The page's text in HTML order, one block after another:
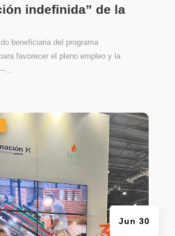
indefinida” de la
beneficiaria del programa
favorecer el pleno empleo y la
Jun 30